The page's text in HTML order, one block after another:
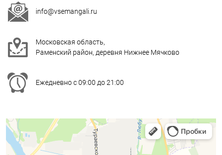
info@vsemangali.ru
Московская область,
Раменский район, деревня Нижнее Мячково
Ежедневно с 09:00 до 21:00